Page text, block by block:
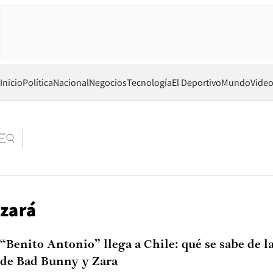
InicioPolíticaNacionalNegociosTecnologíaEl DeportivoMundo
zará
“Benito Antonio” llega a Chile: qué se sabe de
de Bad Bunny y Zara